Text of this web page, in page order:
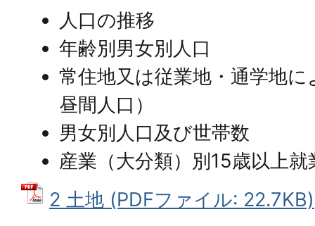
人口の推移
年齢別男女別人口
常住地又は従業地・通学地
昼間人口）
男女別人口及び世帯数
産業（大分類）別15歳以上就
2 土地 (PDFファイル: 22.7KB)